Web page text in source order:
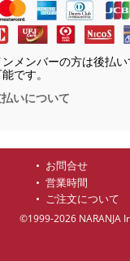
メンバーの方は後払
です。
いについて
お問合せ
営業時間
ご注文について
©1999-2026 NARANJA